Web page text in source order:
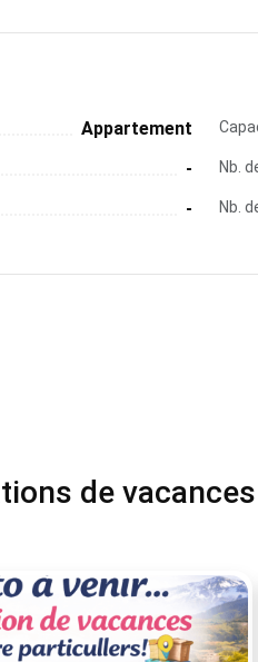
Appartement
- Nb.
- Nb.
de